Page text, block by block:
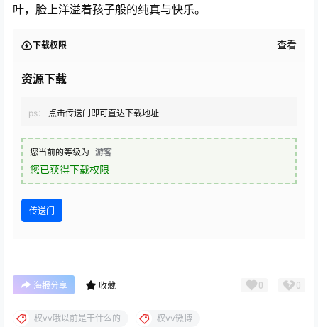
叶，脸上洋溢着孩子般的纯真与快乐。
下载权限 查看
资源下载
ps： 点击传送门即可直达下载地址
您当前的等级为 游客
您已获得下载权限
传送门
海报分享 收藏 0 0
权vv哦以前是干什么的 权vv微博